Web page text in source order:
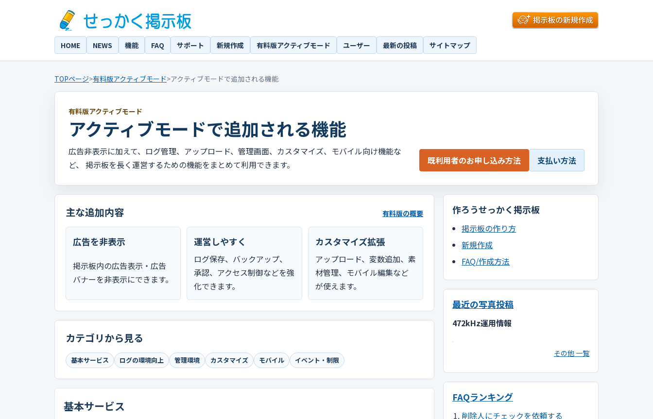
HOME NEWS 機能 FAQ サポート 新規作成 有料版アクティブモード ユーザー 最新の投稿 サイトマップ
TOPページ>有料版アクティブモード>アクティブモードで追加される機能
有料版アクティブモード
アクティブモードで追加される機能
広告非表示に加えて、ログ管理、アップロード、管理画面、カスタマイズ、モバイル向け機能な
ど、 掲示板を長く運営するための機能をまとめて利用できます。
既利用者のお申し込み方法 支払い方法
主な追加内容 有料版の概要
広告を非表示
掲示板内の広告表示・広告
バナーを非表示にできます。
運営しやすく
ログ保存、バックアップ、
承認、アクセス制御などを強
化できます。
カスタマイズ拡張
アップロード、変数追加、素
材管理、モバイル編集など
が使えます。
カテゴリから見る
基本サービス ログの環境向上 管理環境 カスタマイズ モバイル イベント・制限
基本サービス
作ろうせっかく掲示板
掲示板の作り方
新規作成
FAQ/作成方法
最近の写真投稿
472kHz運用情報
その他 一覧
FAQランキング
削除人にチェックを依頼する